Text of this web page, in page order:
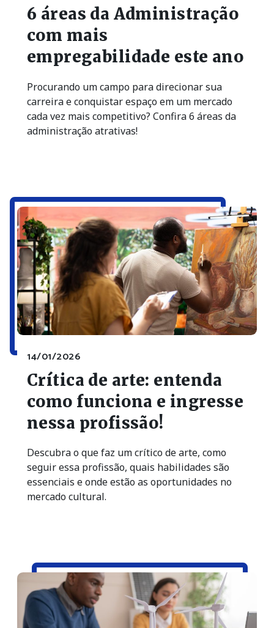
6 áreas da Administração
com mais
empregabilidade este ano
Procurando um campo para direcionar sua
carreira e conquistar espaço em um mercado
cada vez mais competitivo? Confira 6 áreas da
administração atrativas!
14/01/2026
Crítica de arte: entenda
como funciona e ingresse
nessa profissão!
Descubra o que faz um crítico de arte, como
seguir essa profissão, quais habilidades são
essenciais e onde estão as oportunidades no
mercado cultural.